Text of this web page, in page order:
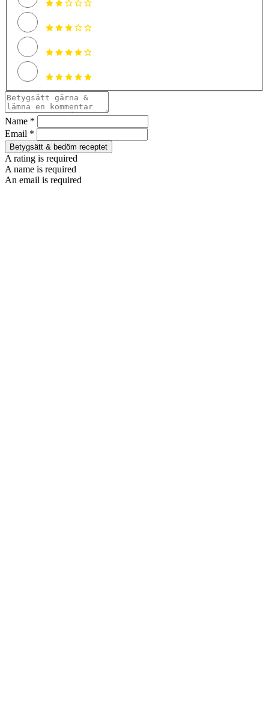
Name *
Email *
Betygsätt & bedöm receptet
A rating is required
A name is required
An email is required